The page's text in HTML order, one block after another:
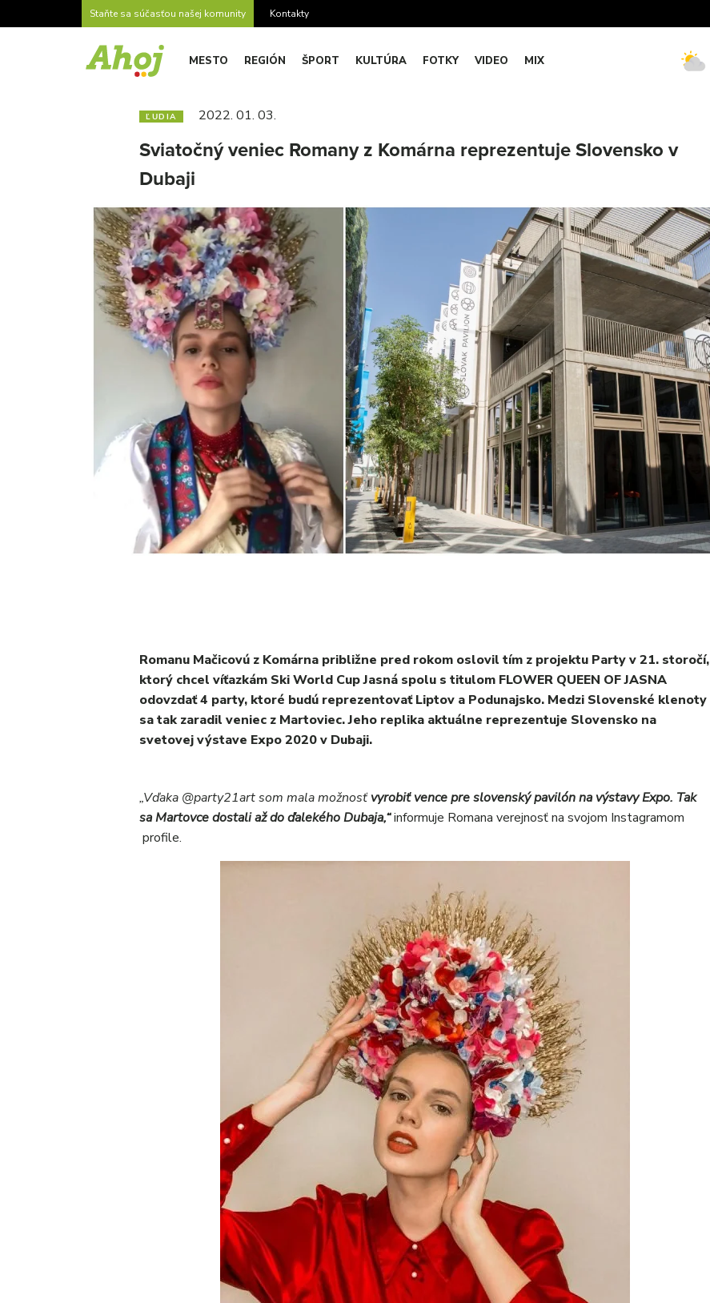
Staňte sa súčasťou našej komunity Kontakty
MESTO REGIÓN ŠPORT KULTÚRA FOTKY VIDEO MIX
ĽUDIA 2022. 01. 03.
Sviatočný veniec Romany z Komárna reprezentuje Slovensko v
Dubaji
Romanu Mačicovú z Komárna približne pred rokom oslovil tím z projektu Party v 21. storočí,
ktorý chcel víťazkám Ski World Cup Jasná spolu s titulom FLOWER QUEEN OF JASNA
odovzdať 4 party, ktoré budú reprezentovať Liptov a Podunajsko. Medzi Slovenské klenoty
sa tak zaradil veniec z Martoviec. Jeho replika aktuálne reprezentuje Slovensko na
svetovej výstave Expo 2020 v Dubaji.
„Vďaka @party21art som mala možnosťvyrobiť vence pre slovenský pavilón na výstavy Expo. Tak
sa Martovce dostali až do ďalekého Dubaja,“informuje Romana verejnosť na svojom Instagramom
profile.